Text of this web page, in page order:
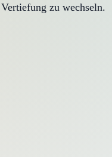
zu wechseln.